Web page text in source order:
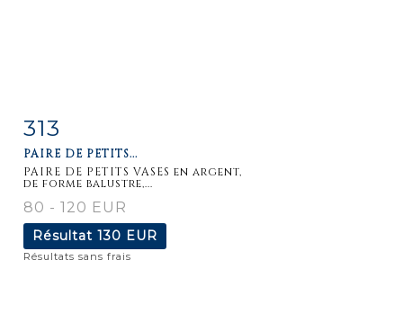
détaillée
313
PAIRE DE PETITS...
PAIRE DE PETITS VASES en argent,
de forme balustre,...
80 - 120 EUR
Résultat 130 EUR
Résultats sans frais